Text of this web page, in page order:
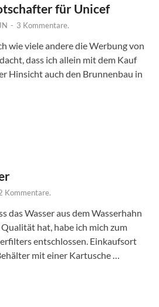
für Unicef
JN - 3 Kommentare.
wie viele andere die Werbung von
dass ich allein mit dem Kauf
Hinsicht auch den Brunnenbau in
Kommentare.
das Wasser aus dem Wasserhahn
hat, habe ich mich zum
entschlossen. Einkaufsort
mit einer Kartusche …